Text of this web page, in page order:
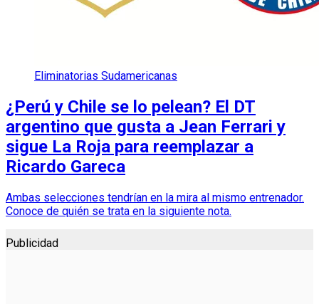
Eliminatorias Sudamericanas
¿Perú y Chile se lo pelean? El DT
argentino que gusta a Jean Ferrari y
sigue La Roja para reemplazar a
Ricardo Gareca
Ambas selecciones tendrían en la mira al mismo entrenador.
Conoce de quién se trata en la siguiente nota.
Publicidad